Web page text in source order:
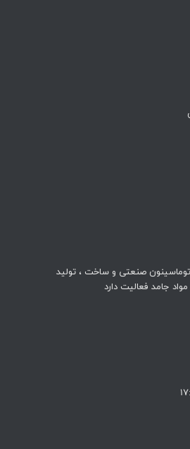
صنعتی و ساخت ، تولید
جامد فعالیت دارد